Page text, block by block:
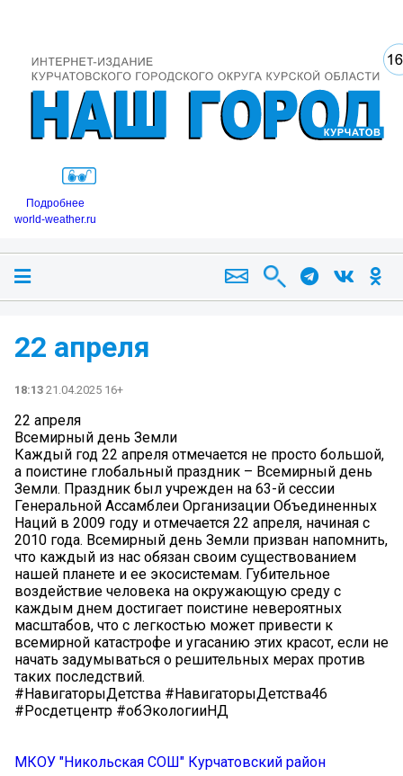
Подробнее
world-weather.ru
22 апреля
18:13 21.04.2025 16+
22 апреля
Всемирный день Земли
Каждый год 22 апреля отмечается не просто большой,
а поистине глобальный праздник – Всемирный день
Земли. Праздник был учрежден на 63-й сессии
Генеральной Ассамблеи Организации Объединенных
Наций в 2009 году и отмечается 22 апреля, начиная с
2010 года. Всемирный день Земли призван напомнить,
что каждый из нас обязан своим существованием
нашей планете и ее экосистемам. Губительное
воздействие человека на окружающую среду с
каждым днем достигает поистине невероятных
масштабов, что с легкостью может привести к
всемирной катастрофе и угасанию этих красот, если не
начать задумываться о решительных мерах против
таких последствий.
#НавигаторыДетства #НавигаторыДетства46
#Росдетцентр #обЭкологииНД
МКОУ "Никольская СОШ" Курчатовский район